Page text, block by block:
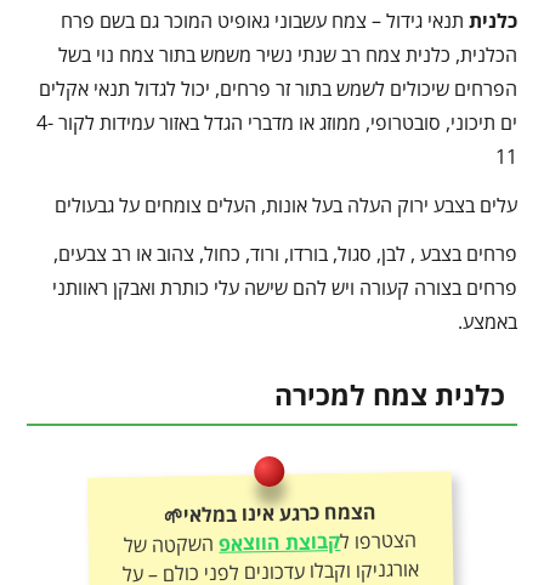
כלנית תנאי גידול – צמח עשבוני גאופיט המוכר גם בשם פרח
הכלנית, כלנית צמח רב שנתי נשיר משמש בתור צמח נוי בשל
הפרחים שיכולים לשמש בתור זר פרחים, יכול לגדול תנאי אקלים
ים תיכוני, סובטרופי, ממוזג או מדברי הגדל באזור עמידות לקור 4-
11
עלים בצבע ירוק העלה בעל אונות, העלים צומחים על גבעולים
פרחים בצבע , לבן, סגול, בורדו, ורוד, כחול, צהוב או רב צבעים,
פרחים בצורה קעורה ויש להם שישה עלי כותרת ואבקן ראוותני
באמצע.
כלנית צמח למכירה
הצמח כרגע אינו במלאי🌱
הצטרפו לקבוצת הווצאפהשקטה של
אורגניקו וקבלו עדכונים לפני כולם – על